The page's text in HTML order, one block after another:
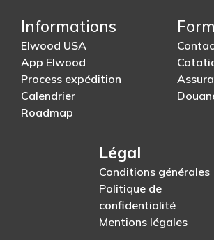
Informations
Elwood USA
App Elwood
Process expédition
Calendrier
Roadmap
Légal
Conditions générales
Politique de
confidentialité
Mentions légales